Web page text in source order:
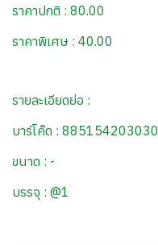
ราคาปกติ : 80.00
ราคาพิเศษ : 40.00
รายละเอียดย่อ :
บาร์โค๊ด : 885154203030
ขนาด : -
บรรจุ : @1